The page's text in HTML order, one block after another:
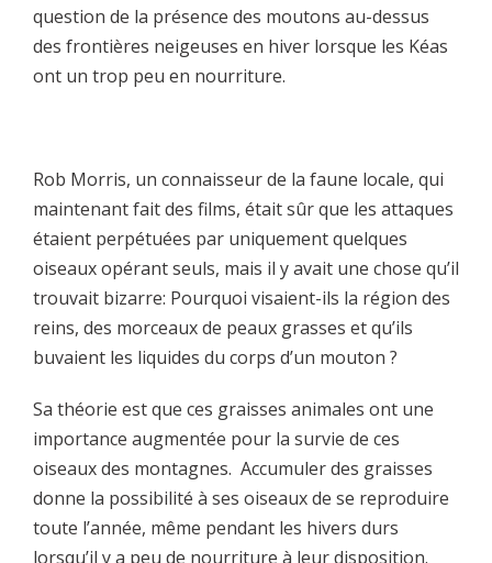
question de la présence des moutons au-dessus
des frontières neigeuses en hiver lorsque les Kéas
ont un trop peu en nourriture.
Rob Morris, un connaisseur de la faune locale, qui
maintenant fait des films, était sûr que les attaques
étaient perpétuées par uniquement quelques
oiseaux opérant seuls, mais il y avait une chose qu’il
trouvait bizarre: Pourquoi visaient-ils la région des
reins, des morceaux de peaux grasses et qu’ils
buvaient les liquides du corps d’un mouton ?
Sa théorie est que ces graisses animales ont une
importance augmentée pour la survie de ces
oiseaux des montagnes. Accumuler des graisses
donne la possibilité à ses oiseaux de se reproduire
toute l’année, même pendant les hivers durs
lorsqu’il y a peu de nourriture à leur disposition.